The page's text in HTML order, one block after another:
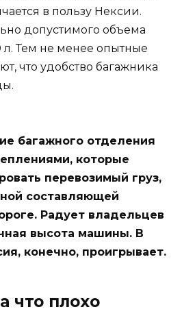
в пользу Нексии.
допустимого объема
л. Тем не менее опытные
что удобство багажника
багажного отделения
которые
перевозимый груз,
составляющей
Радует владельцев
высота машины. В
конечно, проигрывает.
что плохо